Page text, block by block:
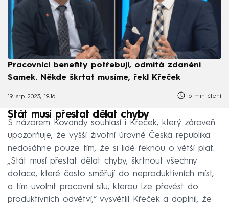
Pracovníci benefity potřebují, odmítá zdanění
Samek. Někde škrtat musíme, řekl Křeček
19. srp 2023, 19:16 6 min čtení
Stát musí přestat dělat chyby
S názorem Kovandy souhlasí i Křeček, který zároveň
upozorňuje, že vyšší životní úrovně Česká republika
nedosáhne pouze tím, že si lidé řeknou o větší plat.
„Stát musí přestat dělat chyby, škrtnout všechny
dotace, které často směřují do neproduktivních míst,
a tím uvolnit pracovní sílu, kterou lze převést do
produktivních odvětví,“ vysvětlil Křeček a doplnil, že